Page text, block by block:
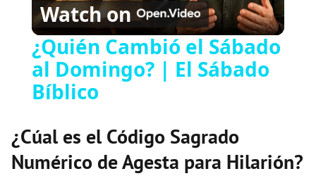
V
Watch on
¿Quién Cambió el Sábado
al Domingo? | El Sábado
Bíblico
¿Cúal es el Código Sagrado
Numérico de Agesta para Hilarión?